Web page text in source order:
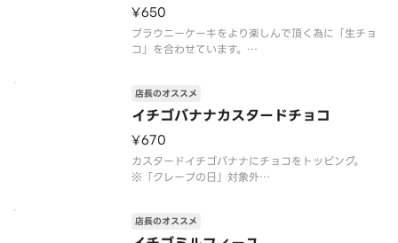
アレルゲン
¥650
ブラウニーケーキをより楽しんで頂く為に「生チョ
コ」を合わせています。
※注文個数が一度に合計10個以上になる際は、商品
のご準備に時間を要しますので、予約配達がおすす
アレルゲン情報：卵・乳・小麦・大
イチゴバナナカスタードチョコ
店長のオススメ
¥670
カスタードイチゴバナナにチョコをトッピング。
※「クレープの日」対象外
のご準備に時間を要しますので、予約配達がおすす
店長のオススメ